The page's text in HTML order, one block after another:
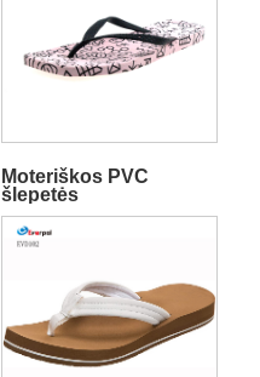
Moteriškos PVC
šlepetės